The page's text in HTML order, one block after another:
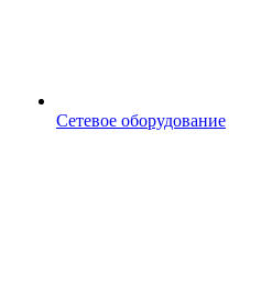
Сетевое оборудование